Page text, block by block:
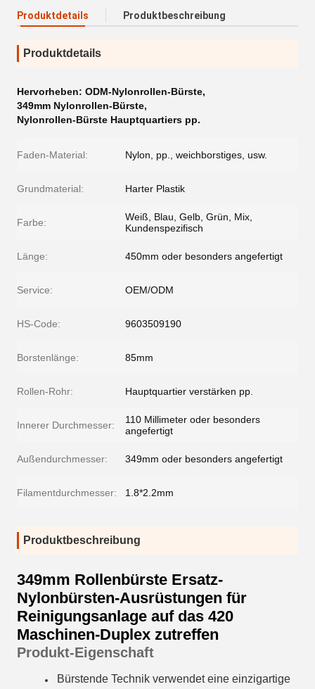
Produktdetails Produktbeschreibung
Produktdetails
Hervorheben: ODM-Nylonrollen-Bürste,
349mm Nylonrollen-Bürste,
Nylonrollen-Bürste Hauptquartiers pp.
Faden-Material: Nylon, pp., weichborstiges, usw.
Grundmaterial: Harter Plastik
Farbe:
Weiß, Blau, Gelb, Grün, Mix,
Kundenspezifisch
Länge: 450mm oder besonders angefertigt
Service: OEM/ODM
HS-Code: 9603509190
Borstenlänge: 85mm
Rollen-Rohr: Hauptquartier verstärken pp.
Innerer Durchmesser:
110 Millimeter oder besonders
angefertigt
Außendurchmesser: 349mm oder besonders angefertigt
Filamentdurchmesser: 1.8*2.2mm
Produktbeschreibung
349mm Rollenbürste Ersatz-
Nylonbürsten-Ausrüstungen für
Reinigungsanlage auf das 420
Maschinen-Duplex zutreffen
Produkt-Eigenschaft
Bürstende Technik verwendet eine einzigartige